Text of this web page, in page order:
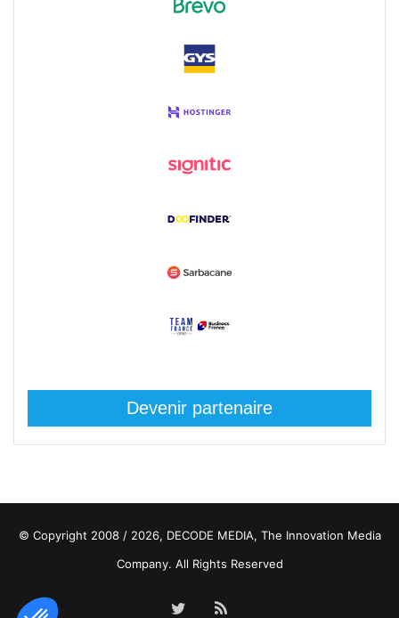
Devenir partenaire
© Copyright 2008 / 2026, DECODE MEDIA, The Innovation Media
Company. All Rights Reserved
TwitterRSS